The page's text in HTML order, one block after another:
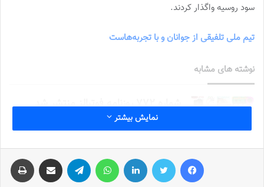
سود روسیه واگذار کردند.
تیم ملی تلفیقی از جوانان و با تجربه‌هاست
نوشته های مشابه
شماره 772 روزنامه فوتبالز منتشر شد
2022-12-16
شماره 1054 روزنامه فوتبالز منتشر شد
2023-12-25
نمایش بیشتر